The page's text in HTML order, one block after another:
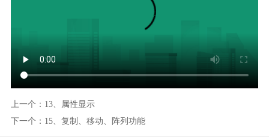
上一个：13、属性显示
下一个：15、复制、移动、阵列功能